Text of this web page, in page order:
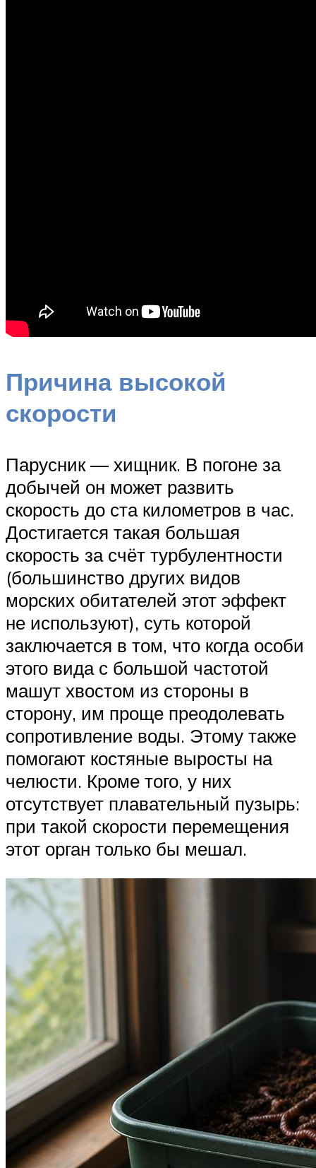
Причина высокой
скорости
Парусник — хищник. В погоне за
добычей он может развить
скорость до ста километров в час.
Достигается такая большая
скорость за счёт турбулентности
(большинство других видов
морских обитателей этот эффект
не используют), суть которой
заключается в том, что когда особи
этого вида с большой частотой
машут хвостом из стороны в
сторону, им проще преодолевать
сопротивление воды. Этому также
помогают костяные выросты на
челюсти. Кроме того, у них
отсутствует плавательный пузырь:
при такой скорости перемещения
этот орган только бы мешал.